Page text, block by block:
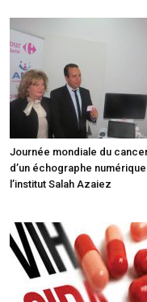
Journée mondiale du
d’un échographe
l’institut Salah Azaiez